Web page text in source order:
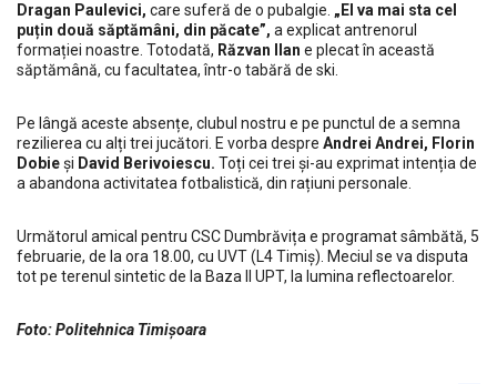
Dragan Paulevici, care suferă de o pubalgie. „El va mai sta cel
puțin două săptămâni, din păcate”, a explicat antrenorul
formației noastre. Totodată, Răzvan Ilan e plecat în această
săptămână, cu facultatea, într-o tabără de ski.
Pe lângă aceste absențe, clubul nostru e pe punctul de a semna
rezilierea cu alți trei jucători. E vorba despre Andrei Andrei, Florin
Dobieși David Berivoiescu. Toți cei trei și-au exprimat intenția de
a abandona activitatea fotbalistică, din rațiuni personale.
Următorul amical pentru CSC Dumbrăvița e programat sâmbătă, 5
februarie, de la ora 18.00, cu UVT (L4 Timiș). Meciul se va disputa
tot pe terenul sintetic de la Baza II UPT, la lumina reflectoarelor.
Foto: Politehnica Timișoara